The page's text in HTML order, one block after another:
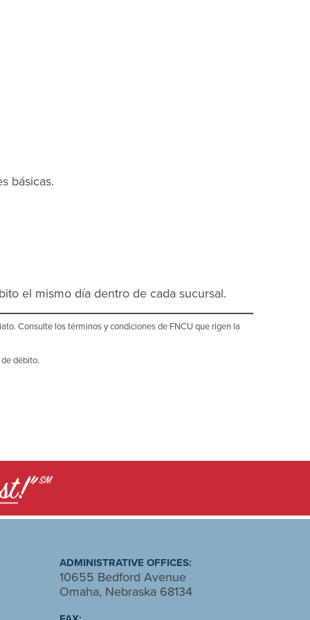
básicas.
el mismo día dentro de cada sucursal.
Consulte los términos y condiciones de FNCU que rigen la
débito.
ADMINISTRATIVE OFFICES:
10655 Bedford Avenue
Omaha, Nebraska 68134